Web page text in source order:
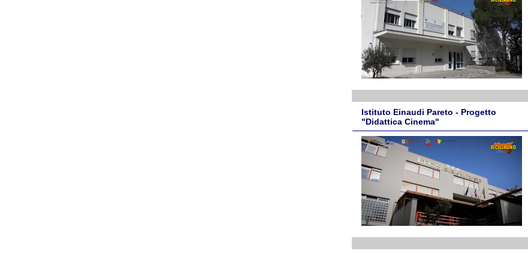
Istituto Einaudi Pareto - Progetto
"Didattica Cinema"